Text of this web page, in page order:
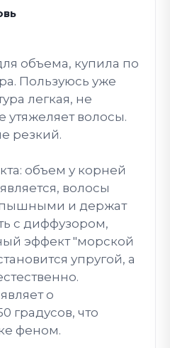
объема, купила по
Пользуюсь уже
легкая, не
волосы.
резкий.
объем у корней
волосы
пышными и держат
с диффузором,
эффект "морской
упругой, а
о
градусов, что
феном.